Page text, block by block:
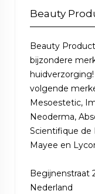
Beauty
Beauty
bijzondere
volgende
Mesoestetic,
Neoderma,
Scientifique de
Mayee en
Begijnenstraat
Nederland